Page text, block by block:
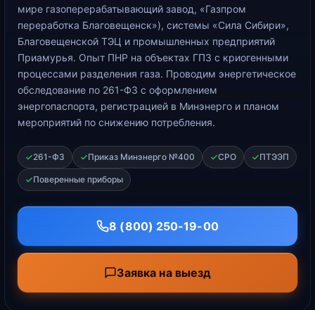
мире газоперерабатывающий завод, «Газпром
переработка Благовещенск»), системы «Сила Сибири»,
Благовещенской ТЭЦ и промышленных предприятий
Приамурья. Опыт ПНР на объектах ГПЗ с криогенными
процессами разделения газа. Проводим энергетическое
обследование по 261-ФЗ с оформлением
энергопаспорта, регистрацией в Минэнерго и планом
мероприятий по снижению потребления.
261-ФЗ Приказ Минэнерго №400 СРО ПТЭЭП
Поверенные приборы
8 (800) 250-19-00
Заявка на выезд